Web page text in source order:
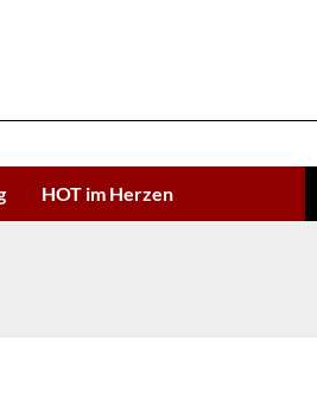
HOT im Herzen